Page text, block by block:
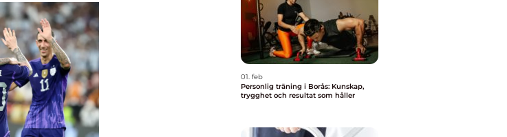
01. feb
Personlig träning i Borås: Kunskap,
trygghet och resultat som håller